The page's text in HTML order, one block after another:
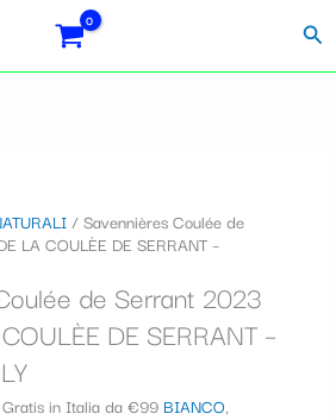
/ Savennières Coulée de
LA COULÈE DE SERRANT –
de Serrant 2023
DE SERRANT –
in Italia da €99 BIANCO,